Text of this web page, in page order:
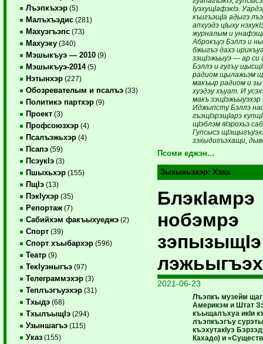
Лъэпкъхэр (5)
Малъхъэдис (281)
Махуэгъэпс (73)
Махуэку (340)
Мэшыкъуэ — 2010 (9)
Мэшыкъуэ-2014(5)
Нэтынхэр (227)
Обозревателым и псалъэ (33)
Политикэ партхэр (9)
Проект (3)
Профсоюзхэр (4)
Псалъэжьхэр (4)
Псапэ (59)
ПсэукIэ (3)
Пшыхьхэр (155)
ПщIэ (13)
ПэкIухэр (35)
Репортаж (7)
Сабийхэм факъыхуеджэ (2)
Спорт (39)
Спорт хъыбархэр (596)
Театр (9)
ТекIуэныгъэ (97)
Телеграммэхэр (3)
Теплъэгъуэхэр (31)
Тхыдэ (68)
ТхылъыщIэ (294)
Узыншагъэ (115)
Указ (155)
IуэхущIафэкIэ.
къигъэщIа адыгэ
апхуэдэ цIыху
журналым и
Аброкъуэ Бэллэ и
бжыгъэ дахэ
зэщIэжьыуэ — ар си
Бэллэ и гугъу
радиом щылажьэм
макъыр радиом и зы
хуэдэу хъуат. И
макъ
Иджыпсту Бэллэ
гъэщIэрэщIарэ
щIэблэм яIэрохьэ
Гупсысэ
зэхыдигъэхащи,
Псоми еджэн…
Зыхыхьэхэр: Хэха
БлэкIамрэ
нобэмрэ
зэпызыщIэ
2021-06-23
Лъэпкъ музейм
Америкэм и Штат
къыщалъхуа икIи
лъэпкъэгъу
къэхутакIуэ
Кахадо) и